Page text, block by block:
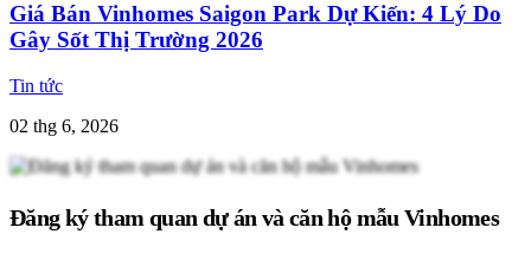
Giá Bán Vinhomes Saigon Park Dự Kiến: 4 Lý Do
Gây Sốt Thị Trường 2026
Tin tức
02 thg 6, 2026
Đăng ký tham quan dự án và căn hộ mẫu Vinhomes